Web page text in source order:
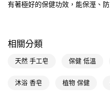
【關於「AFTEE先享後付」】
２．便利：只要手機號碼，簡訊認證，
３．安心：先確認商品／服務後，再付
【「AFTEE先享後付」結帳流程】
結帳頁面，進行簡訊認證並確認金額
每筆NT$100，滿NT$590(含以上)
宅配(離島廠商直送🚚)
有著極好的保健功效，能保溼、防
相關分類
天然 手工皂 保健 低溫
沐浴 香皂 植物 保健